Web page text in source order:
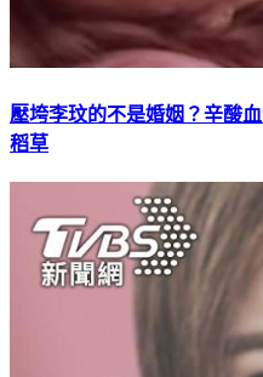
壓垮李玟的不是婚姻？辛酸
稻草